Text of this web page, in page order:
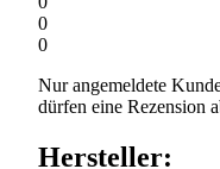
0
0
Nur angemeldete
dürfen eine Rezension
Hersteller: